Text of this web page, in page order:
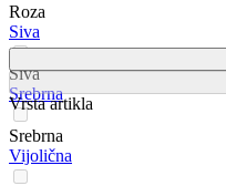
Roza
Siva
Siva
Srebrna
Srebrna
Vijolična
Vrsta artikla